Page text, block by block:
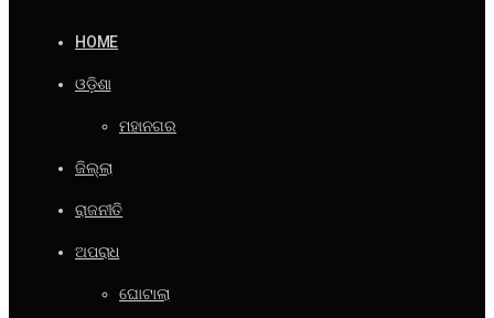
HOME
ଓଡ଼ିଶା
ମହାନଗର
ଜିଲ୍ଲା
ରାଜନୀତି
ଅପରାଧ
ଘୋଟାଲା